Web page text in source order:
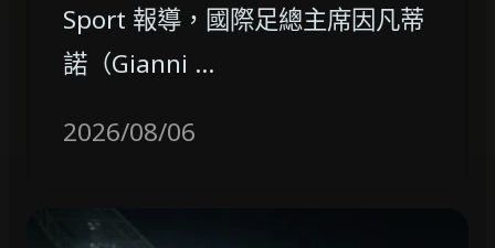
Sport 報導，國際足總主席因凡蒂
諾（Gianni …
2026/08/06